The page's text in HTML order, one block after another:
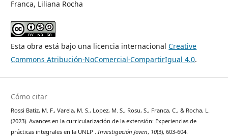
Franca, Liliana Rocha
Esta obra está bajo una licencia internacionalCreative
Commons Atribución-NoComercial-CompartirIgual 4.0.
Cómo citar
Rossi Batiz, M. F., Varela, M. S., Lopez, M. S., Rosu, S., Franca, C., & Rocha, L.
(2023). Avances en la curricularización de la extensión: Experiencias de
prácticas integrales en la UNLP .Investigación Joven, 10(3), 603-604.